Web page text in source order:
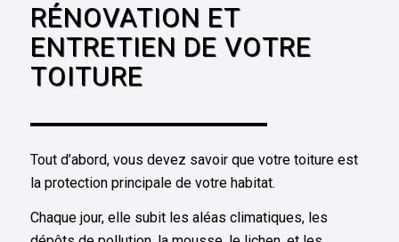
RÉNOVATION ET
ENTRETIEN DE VOTRE
TOITURE
Tout d’abord, vous devez savoir que votre toiture est
la protection principale de votre habitat.
Chaque jour, elle subit les aléas climatiques, les